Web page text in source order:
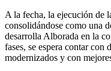
A la fecha, la ejecución de
consolidándose como una
desarrolla Alborada en la
fases, se espera contar con
modernizados y con